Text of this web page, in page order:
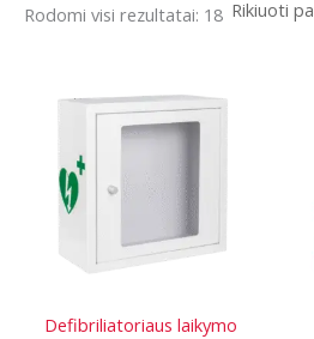
Rodomi visi rezultatai: 18Rūšiuojama
Defibriliatoriaus laikymo